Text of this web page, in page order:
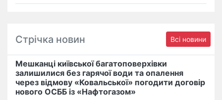
Стрічка новин Всі новини
Мешканці київської багатоповерхівки
залишилися без гарячої води та опалення
через відмову «Ковальської» погодити договір
нового ОСББ із «Нафтогазом»